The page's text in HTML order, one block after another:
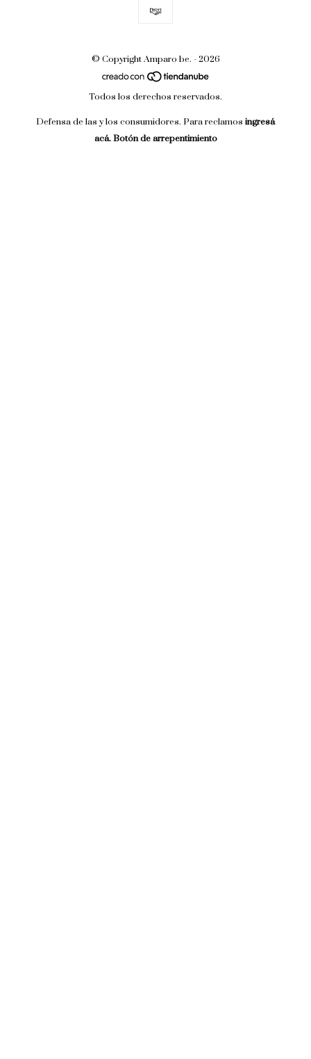
© Copyright Amparo be. - 2026
Todos los derechos reservados.
Defensa de las y los consumidores. Para reclamos ingresá
acá. Botón de arrepentimiento